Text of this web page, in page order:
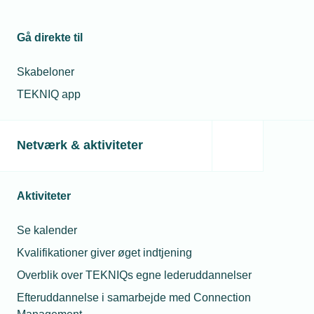
Gå direkte til
Skabeloner
TEKNIQ app
Netværk & aktiviteter
Aktiviteter
Se kalender
Kvalifikationer giver øget indtjening
Overblik over TEKNIQs egne lederuddannelser
Efteruddannelse i samarbejde med Connection
gøre op med
lærling?